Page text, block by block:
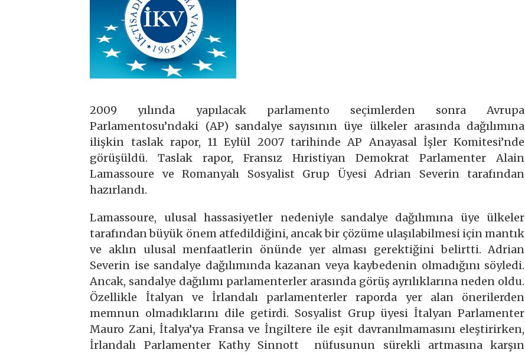
2009 yılında yapılacak parlamento seçimlerden sonra Avrupa
Parlamentosu’ndaki (AP) sandalye sayısının üye ülkeler arasında dağılımına
ilişkin taslak rapor, 11 Eylül 2007 tarihinde AP Anayasal İşler Komitesi’nde
görüşüldü. Taslak rapor, Fransız Hıristiyan Demokrat Parlamenter Alain
Lamassoure ve Romanyalı Sosyalist Grup Üyesi Adrian Severin tarafından
hazırlandı.
Lamassoure, ulusal hassasiyetler nedeniyle sandalye dağılımına üye ülkeler
tarafından büyük önem atfedildiğini, ancak bir çözüme ulaşılabilmesi için mantık
ve aklın ulusal menfaatlerin önünde yer alması gerektiğini belirtti. Adrian
Severin ise sandalye dağılımında kazanan veya kaybedenin olmadığını söyledi.
Ancak, sandalye dağılımı parlamenterler arasında görüş ayrılıklarına neden oldu.
Özellikle İtalyan ve İrlandalı parlamenterler raporda yer alan önerilerden
memnun olmadıklarını dile getirdi. Sosyalist Grup üyesi İtalyan Parlamenter
Mauro Zani, İtalya’ya Fransa ve İngiltere ile eşit davranılmamasını eleştirirken,
İrlandalı Parlamenter Kathy Sinnott nüfusunun sürekli artmasına karşın